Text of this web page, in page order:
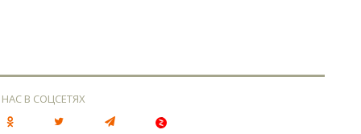
В СОЦСЕТЯХ